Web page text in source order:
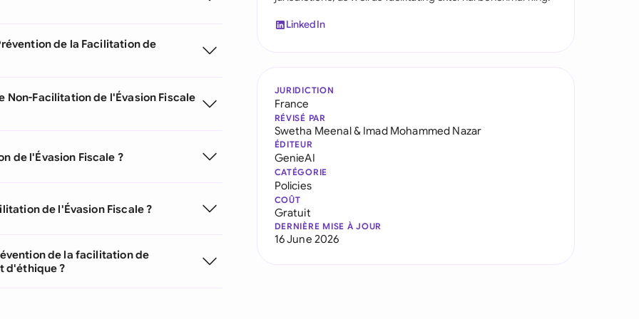
de la Facilitation de
Facilitation de l'Évasion Fiscale
de l'Évasion Fiscale ?
de l'Évasion Fiscale ?
de la facilitation de
d'éthique ?
LinkedIn
JURIDICTION
France
RÉVISÉ PAR
Swetha Meenal& Imad Mohammed Nazar
ÉDITEUR
GenieAI
CATÉGORIE
Policies
COÛT
Gratuit
DERNIÈRE MISE À JOUR
16 June 2026